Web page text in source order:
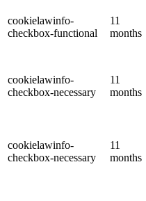
cookielawinfo-
checkbox-functional
11
months
cookielawinfo-
checkbox-necessary
11
months
cookielawinfo-
checkbox-necessary
11
months